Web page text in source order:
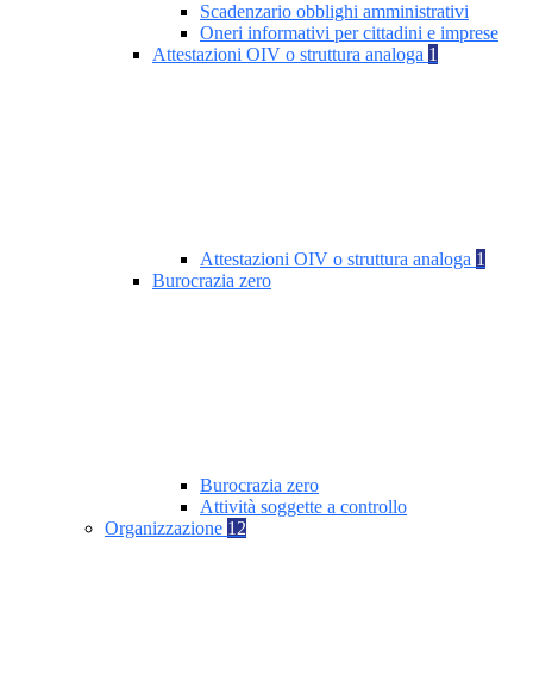
Scadenzario obblighi amministrativi
Oneri informativi per cittadini e imprese
Attestazioni OIV o struttura analoga 1
Attestazioni OIV o struttura analoga 1
Burocrazia zero
Burocrazia zero
Attività soggette a controllo
Organizzazione 12